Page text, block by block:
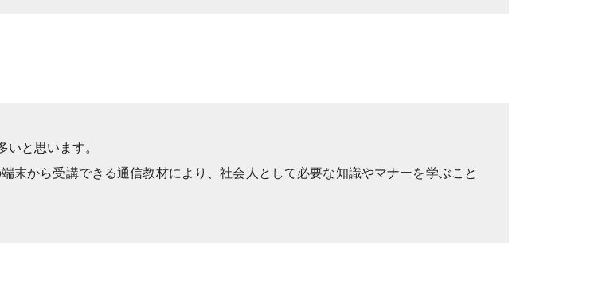
と思います。
末から受講できる通信教材により、社会人として必要な知識やマナーを学ぶこと